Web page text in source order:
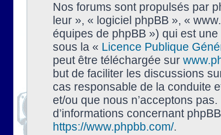
Nos forums sont propulsés par
leur », « logiciel phpBB », «
équipes de phpBB ») qui est
sous la « Licence Publique
peut être téléchargée sur
but de faciliter les discussions
cas responsable de la conduite
et/ou que nous n’acceptons
d’informations concernant
https://www.phpbb.com/.